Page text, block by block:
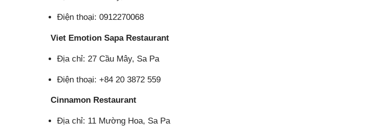
Điện thoại: 0912270068
Viet Emotion Sapa Restaurant
Địa chỉ: 27 Cầu Mây, Sa Pa
Điện thoại: +84 20 3872 559
Cinnamon Restaurant
Địa chỉ: 11 Mường Hoa, Sa Pa